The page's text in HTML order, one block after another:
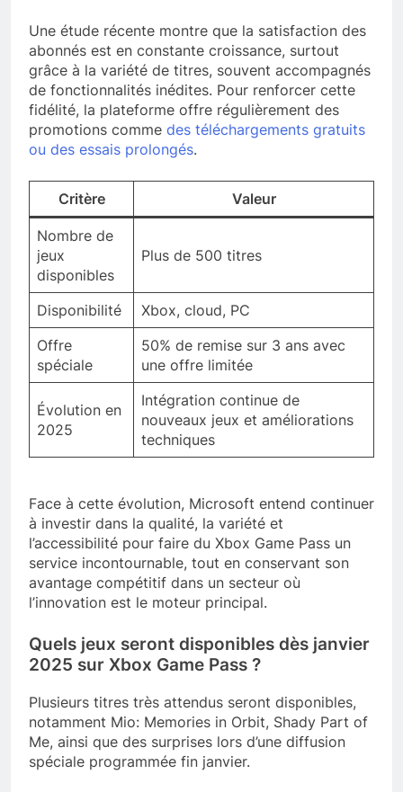
Une étude récente montre que la satisfaction des
abonnés est en constante croissance, surtout
grâce à la variété de titres, souvent accompagnés
de fonctionnalités inédites. Pour renforcer cette
fidélité, la plateforme offre régulièrement des
promotions comme des téléchargements gratuits
ou des essais prolongés.
Critère Valeur
Nombre de
jeux
disponibles
Plus de 500 titres
Disponibilité
Xbox, cloud, PC
Offre
spéciale
50% de remise sur 3 ans avec
une offre limitée
Évolution en
2025
Intégration continue de
nouveaux jeux et améliorations
techniques
Face à cette évolution, Microsoft entend continuer
à investir dans la qualité, la variété et
l’accessibilité pour faire du Xbox Game Pass un
service incontournable, tout en conservant son
avantage compétitif dans un secteur où
l’innovation est le moteur principal.
Quels jeux seront disponibles dès janvier
2025 sur Xbox Game Pass ?
Plusieurs titres très attendus seront disponibles,
notamment Mio: Memories in Orbit, Shady Part of
Me, ainsi que des surprises lors d’une diffusion
spéciale programmée fin janvier.